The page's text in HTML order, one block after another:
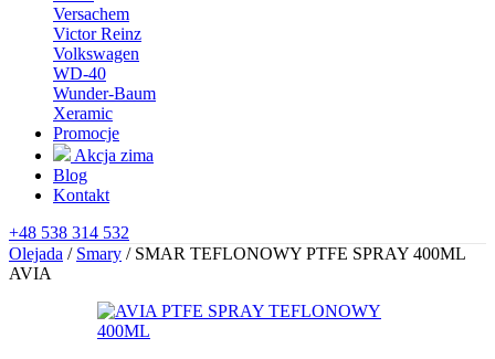
Versachem
Victor Reinz
Volkswagen
WD-40
Wunder-Baum
Xeramic
Promocje
Akcja zima
Blog
Kontakt
+48 538 314 532
Olejada / Smary / SMAR TEFLONOWY PTFE SPRAY 400ML
AVIA